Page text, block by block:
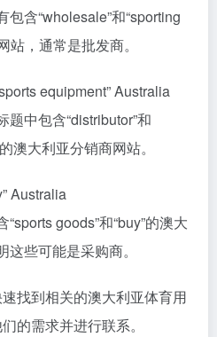
含“wholesale”和“sporting
站，通常是批发商。
equipment” Australia
中包含“distributor”和
澳大利亚分销商网站。
Australia
goods”和“buy”的澳大
些可能是采购商。
找到相关的澳大利亚体育用
的需求并进行联系。